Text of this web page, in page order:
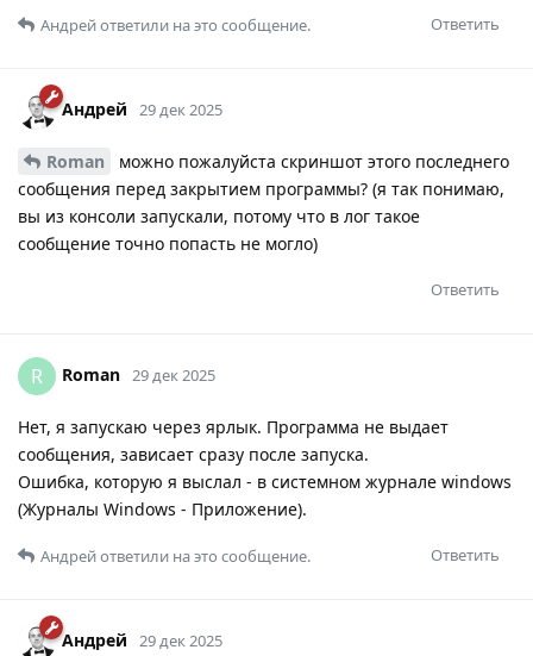
Ответить
Андрейответили на это сообщение.
Андрей 29 дек 2025
Roman
можно пожалуйста скриншот этого последнего
сообщения перед закрытием программы? (я так понимаю,
вы из консоли запускали, потому что в лог такое
сообщение точно попасть не могло)
Ответить
R Roman 29 дек 2025
Нет, я запускаю через ярлык. Программа не выдает
сообщения, зависает сразу после запуска.
Ошибка, которую я выслал - в системном журнале windows
(Журналы Windows - Приложение).
Ответить
Андрейответили на это сообщение.
Андрей 29 дек 2025